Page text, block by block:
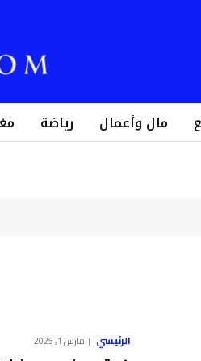
مال وأعمال رياضة
الرئيسي مارس 1, 2025